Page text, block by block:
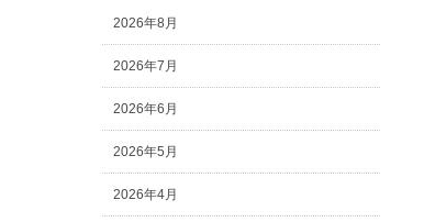
2026年8月
2026年7月
2026年6月
2026年5月
2026年4月